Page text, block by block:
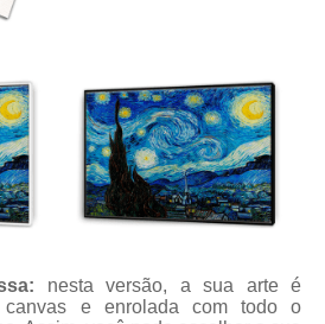
nesta versão, a sua arte é
canvas e enrolada com todo o